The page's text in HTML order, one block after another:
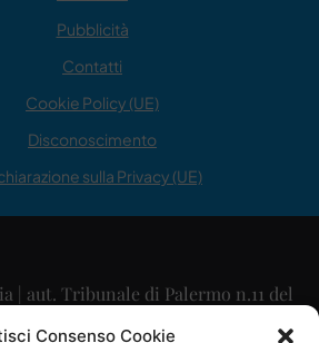
Consenso Cookie
Pubblicità
Contatti
Cookie Policy (UE)
Disconoscimento
sulla Privacy (UE)
| aut. Tribunale di Palermo n.11 del
29/09/2015